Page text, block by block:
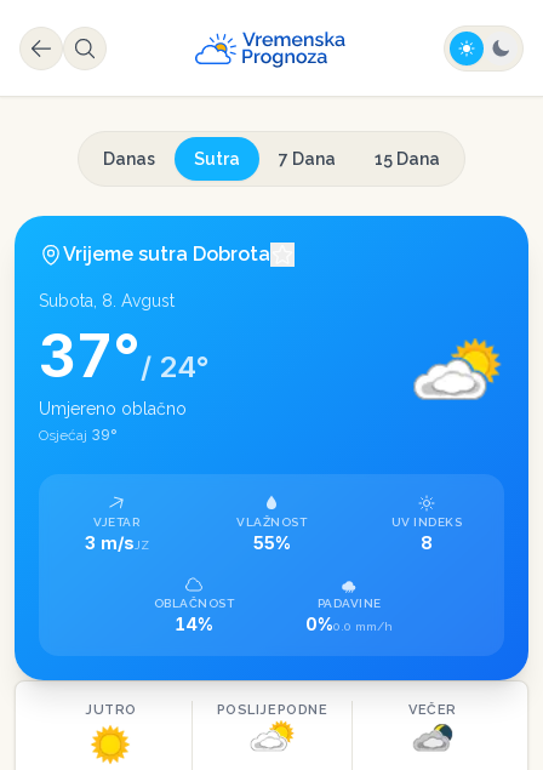
Danas Sutra 7 Dana 15 Dana
Vrijeme sutra Dobrota
Subota, 8. Avgust
37°/ 24°
Umjereno oblačno
Osjećaj 39°
VJETAR
3 m/s JZ
VLAŽNOST
55%
UV INDEKS
8
OBLAČNOST
14%
PADAVINE
0%0.0 mm/h
JUTRO POSLIJEPODNE VEČER